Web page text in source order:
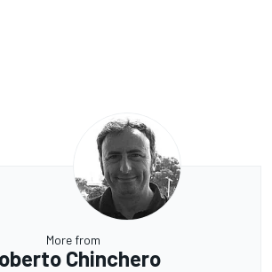
More from
Chinchero